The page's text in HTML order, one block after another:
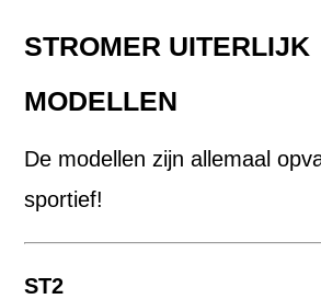
STROMER UITERLIJK
MODELLEN
De modellen zijn allemaal
sportief!
ST2